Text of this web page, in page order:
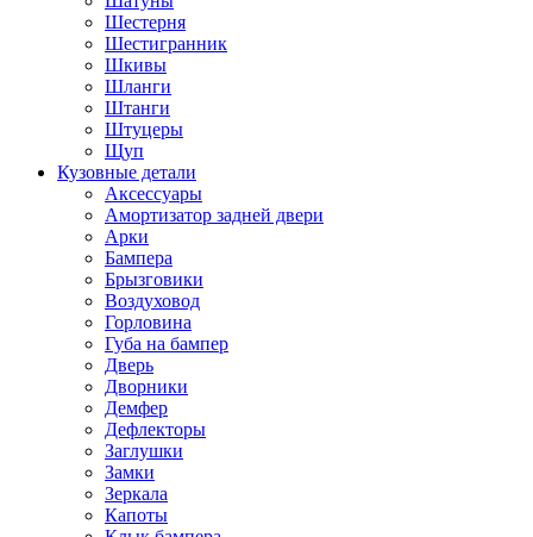
Шестерня
Шестигранник
Шкивы
Шланги
Штанги
Штуцеры
Щуп
Кузовные детали
Аксессуары
Амортизатор задней двери
Арки
Бампера
Брызговики
Воздуховод
Горловина
Губа на бампер
Дверь
Дворники
Демфер
Дефлекторы
Заглушки
Замки
Зеркала
Капоты